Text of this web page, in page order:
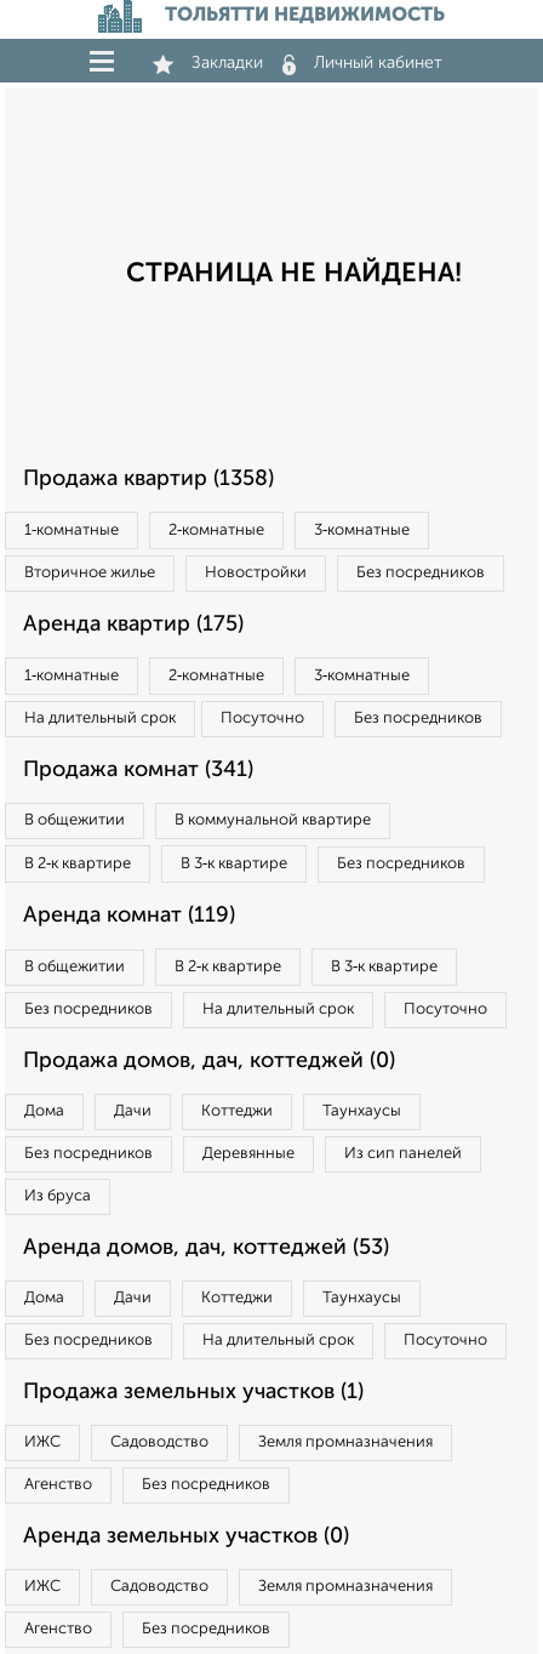
ТОЛЬЯТТИ НЕДВИЖИМОСТЬ
Закладки Личный кабинет
СТРАНИЦА НЕ НАЙДЕНА!
Продажа квартир (1358)
1‑комнатные 2‑комнатные 3‑комнатные
Вторичное жилье Новостройки Без посредников
Аренда квартир (175)
1‑комнатные 2‑комнатные 3‑комнатные
На длительный срок Посуточно Без посредников
Продажа комнат (341)
В общежитии В коммунальной квартире
В 2‑к квартире В 3‑к квартире Без посредников
Аренда комнат (119)
В общежитии В 2‑к квартире В 3‑к квартире
Без посредников На длительный срок Посуточно
Продажа домов, дач, коттеджей (0)
Дома Дачи Коттеджи Таунхаусы
Без посредников Деревянные Из сип панелей
Из бруса
Аренда домов, дач, коттеджей (53)
Дома Дачи Коттеджи Таунхаусы
Без посредников На длительный срок Посуточно
Продажа земельных участков (1)
ИЖС Садоводство Земля промназначения
Агенство Без посредников
Аренда земельных участков (0)
ИЖС Садоводство Земля промназначения
Агенство Без посредников